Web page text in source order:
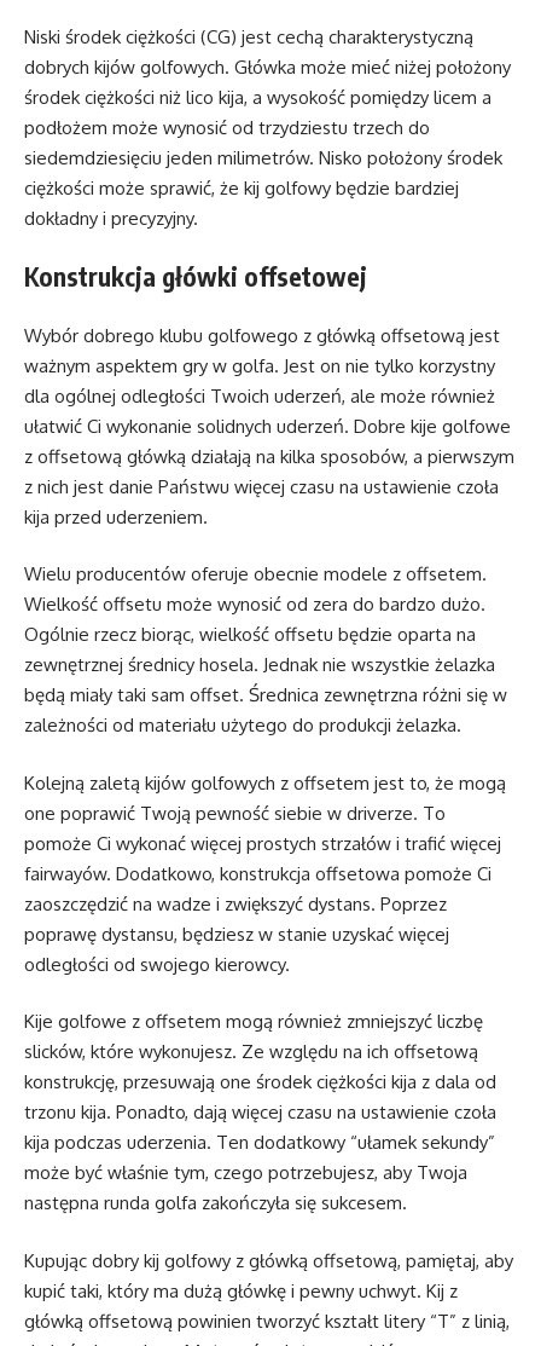
Niski środek ciężkości (CG) jest cechą charakterystyczną
dobrych kijów golfowych. Główka może mieć niżej położony
środek ciężkości niż lico kija, a wysokość pomiędzy licem a
podłożem może wynosić od trzydziestu trzech do
siedemdziesięciu jeden milimetrów. Nisko położony środek
ciężkości może sprawić, że kij golfowy będzie bardziej
dokładny i precyzyjny.
Konstrukcja główki offsetowej
Wybór dobrego klubu golfowego z główką offsetową jest
ważnym aspektem gry w golfa. Jest on nie tylko korzystny
dla ogólnej odległości Twoich uderzeń, ale może również
ułatwić Ci wykonanie solidnych uderzeń. Dobre kije golfowe
z offsetową główką działają na kilka sposobów, a pierwszym
z nich jest danie Państwu więcej czasu na ustawienie czoła
kija przed uderzeniem.
Wielu producentów oferuje obecnie modele z offsetem.
Wielkość offsetu może wynosić od zera do bardzo dużo.
Ogólnie rzecz biorąc, wielkość offsetu będzie oparta na
zewnętrznej średnicy hosela. Jednak nie wszystkie żelazka
będą miały taki sam offset. Średnica zewnętrzna różni się w
zależności od materiału użytego do produkcji żelazka.
Kolejną zaletą kijów golfowych z offsetem jest to, że mogą
one poprawić Twoją pewność siebie w driverze. To
pomoże Ci wykonać więcej prostych strzałów i trafić więcej
fairwayów. Dodatkowo, konstrukcja offsetowa pomoże Ci
zaoszczędzić na wadze i zwiększyć dystans. Poprzez
poprawę dystansu, będziesz w stanie uzyskać więcej
odległości od swojego kierowcy.
Kije golfowe z offsetem mogą również zmniejszyć liczbę
slicków, które wykonujesz. Ze względu na ich offsetową
konstrukcję, przesuwają one środek ciężkości kija z dala od
trzonu kija. Ponadto, dają więcej czasu na ustawienie czoła
kija podczas uderzenia. Ten dodatkowy “ułamek sekundy”
może być właśnie tym, czego potrzebujesz, aby Twoja
następna runda golfa zakończyła się sukcesem.
Kupując dobry kij golfowy z główką offsetową, pamiętaj, aby
kupić taki, który ma dużą główkę i pewny uchwyt. Kij z
główką offsetową powinien tworzyć kształt litery “T” z linią,